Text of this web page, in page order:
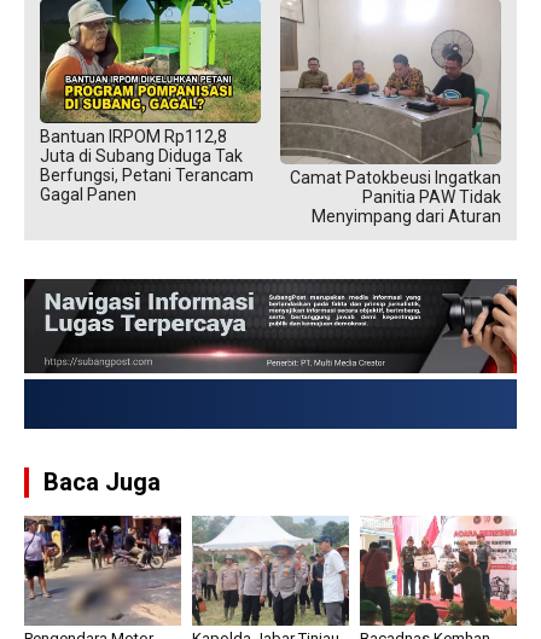
Bantuan IRPOM Rp112,8
Juta di Subang Diduga Tak
Berfungsi, Petani Terancam
Gagal Panen
Camat Patokbeusi Ingatkan
Panitia PAW Tidak
Menyimpang dari Aturan
Baca Juga